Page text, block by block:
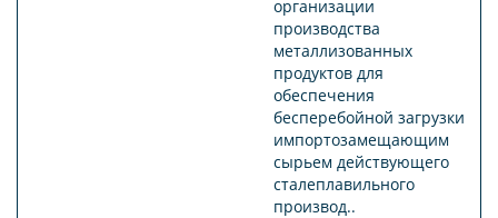
организации
производства
металлизованных
продуктов для
обеспечения
бесперебойной загрузки
импортозамещающим
сырьем действующего
сталеплавильного
производ..